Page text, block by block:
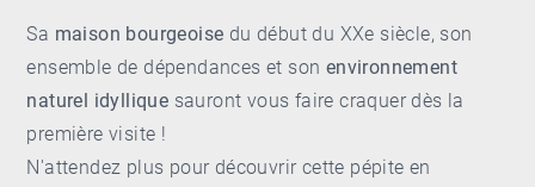
Sa maison bourgeoise du début du XXe siècle, son
ensemble de dépendances et son environnement
naturel idyllique sauront vous faire craquer dès la
première visite !
N'attendez plus pour découvrir cette pépite en